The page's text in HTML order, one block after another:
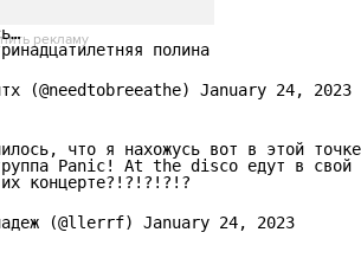
рекламу
полина
(@needtobreeathe) January 24, 2023
что я нахожусь вот в этой
Panic! At the disco едут в свой
концерте?!?!?!?!?
(@llerrf) January 24, 2023